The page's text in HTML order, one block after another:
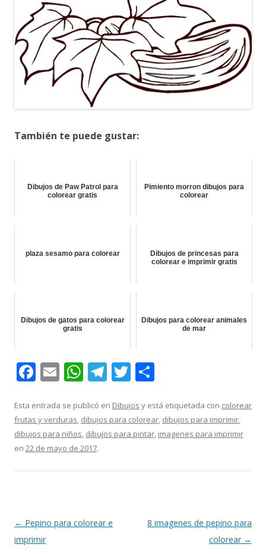
También te puede gustar:
Dibujos de Paw Patrol para
colorear gratis
Pimiento morron dibujos para
colorear
plaza sesamo para colorear
Dibujos de princesas para
colorear e imprimir gratis
Dibujos de gatos para colorear
gratis
Dibujos para colorear animales
de mar
F
e
b
o
E
ai
l
W
at
s
A
T
e
gr
T
itt
er
m
p
Esta entrada se publicó en Dibujos y está etiquetada con colorear
frutas y verduras, dibujos para colorear, dibujos para imprimir,
dibujos para niños, dibujos para pintar, imagenes para imprimir
en 22 de mayo de 2017.
Navegación
de
← Pepino para colorear e
imprimir
8 imagenes de pepino para
colorear →